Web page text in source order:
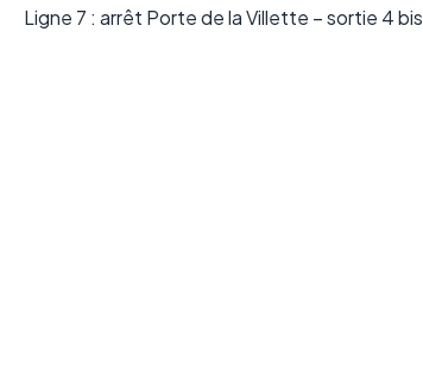
Ligne 7 : arrêt Porte de la Villette – sortie 4 bis